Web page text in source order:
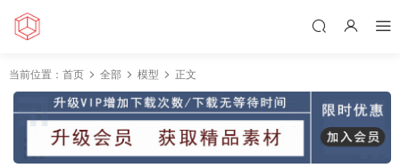
当前位置： 首页 全部 模型 正文